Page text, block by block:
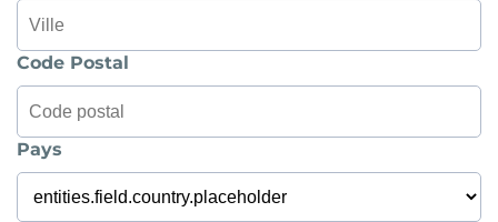
Code Postal
Pays